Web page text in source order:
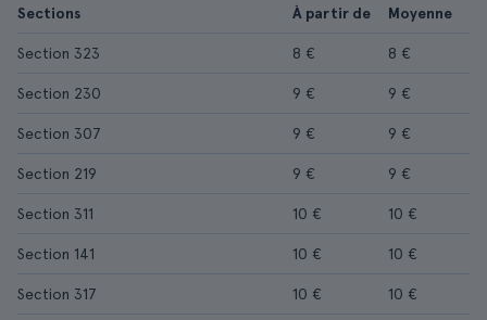
Sections À partir de Moyenne
Section 323 8 € 8 €
Section 230 9 € 9 €
Section 307 9 € 9 €
Section 219 9 € 9 €
Section 311 10 € 10 €
Section 141 10 € 10 €
Section 317 10 € 10 €